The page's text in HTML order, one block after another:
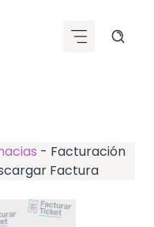
- Facturación
Factura